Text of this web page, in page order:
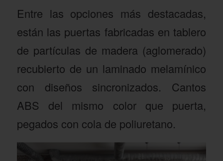
Entre las opciones más destacadas,
están las puertas fabricadas en tablero
de partículas de madera (aglomerado)
recubierto de un laminado melamínico
con diseños sincronizados. Cantos
ABS del mismo color que puerta,
pegados con cola de poliuretano.